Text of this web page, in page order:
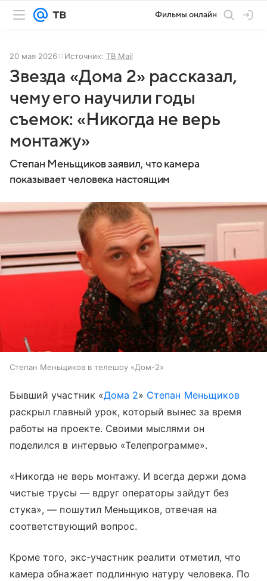
Фильмы онлайн
20 мая 2026 Источник: ТВ Mail
Звезда «Дома 2» рассказал,
чему его научили годы
съемок: «Никогда не верь
монтажу»
Степан Меньщиков заявил, что камера
показывает человека настоящим
Степан Меньщиков в телешоу «Дом-2»
Бывший участник «Дома 2» Степан Меньщиков
раскрыл главный урок, который вынес за время
работы на проекте. Своими мыслями он
поделился в интервью «Телепрограмме».
«Никогда не верь монтажу. И всегда держи дома
чистые трусы — вдруг операторы зайдут без
стука», — пошутил Меньщиков, отвечая на
соответствующий вопрос.
Кроме того, экс-участник реалити отметил, что
камера обнажает подлинную натуру человека. По